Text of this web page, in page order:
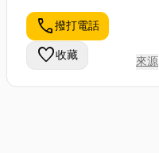
call撥打電話
favorite收藏 來源